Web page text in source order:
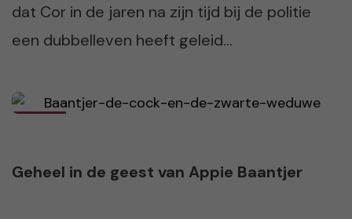
dat Cor in de jaren na zijn tijd bij de politie
een dubbelleven heeft geleid…
Geheel in de geest van Appie Baantjer